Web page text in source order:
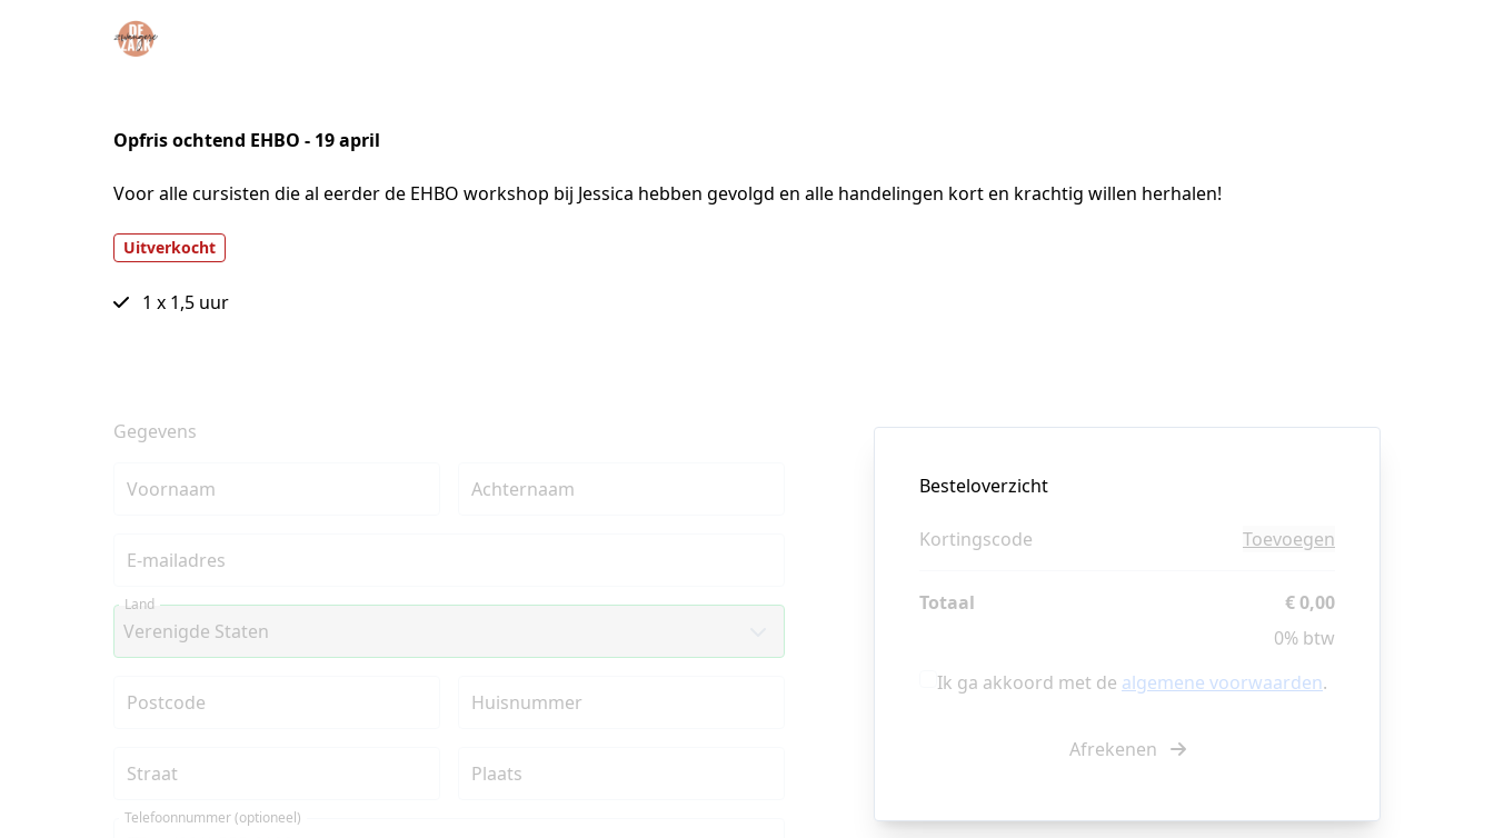
Opfris ochtend EHBO - 19 april
Voor alle cursisten die al eerder de EHBO workshop bij Jessica hebben gevolgd en alle handelingen kort en krachtig willen herhalen!
Uitverkocht
1 x 1,5 uur
Gegevens
Voornaam Achternaam
E-mailadres
Land
Postcode Huisnummer
Straat Plaats
Telefoonnummer (optioneel)
Besteloverzicht
Kortingscode Toevoegen
Totaal
€ 0,00
0% btw
Ik ga akkoord met de algemene voorwaarden.
Afrekenen